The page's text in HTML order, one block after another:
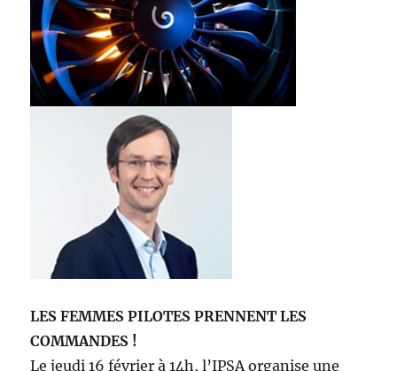
LES FEMMES PILOTES PRENNENT LES
COMMANDES !
Le jeudi 16 février à 14h, l’IPSA organise une